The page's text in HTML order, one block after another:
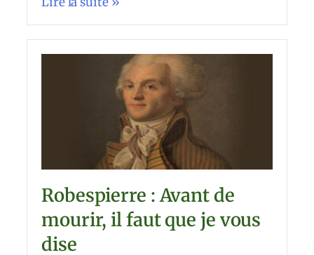
Robespierre : Avant de
mourir, il faut que je vous
dise